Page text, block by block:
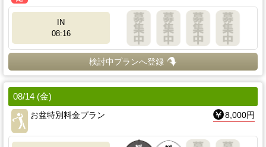
IN
08:16
検討中プランへ登録
08/14 (金)
お盆特別料金プラン
8,000円